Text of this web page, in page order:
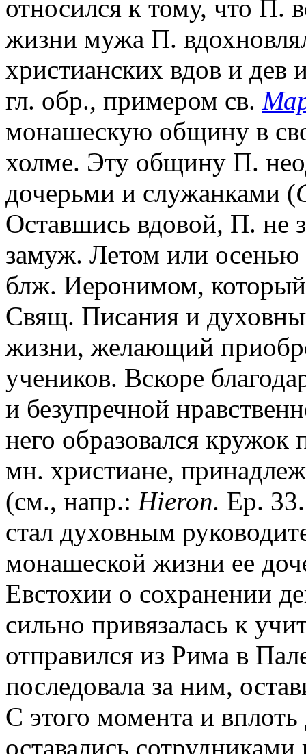
относился к тому, что П.
жизни мужа П.
христианских вдов и дев
гл. обр., примером св.
монашескую общину в
холме. Эту общину П.
дочерьми и служанками (
Оставшись вдовой, П. не
замуж. Летом или осенью
блж. Иеронимом,
Свящ. Писания и
жизни, желающий
учеников. Вскоре
и безупречной
него образовался
мн. христиане,
(см., напр.: Hieron. Ep.
стал духовным
монашеской жизни ее
Евстохии о сохранении
сильно привязалась к
отправился из Рима в
последовала за ним,
С этого момента и
оставались